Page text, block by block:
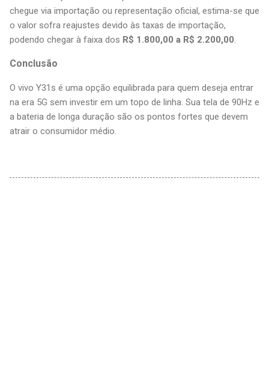
chegue via importação ou representação oficial, estima-se que
o valor sofra reajustes devido às taxas de importação,
podendo chegar à faixa dos R$ 1.800,00 a R$ 2.200,00.
Conclusão
O vivo Y31s é uma opção equilibrada para quem deseja entrar
na era 5G sem investir em um topo de linha. Sua tela de 90Hz e
a bateria de longa duração são os pontos fortes que devem
atrair o consumidor médio.